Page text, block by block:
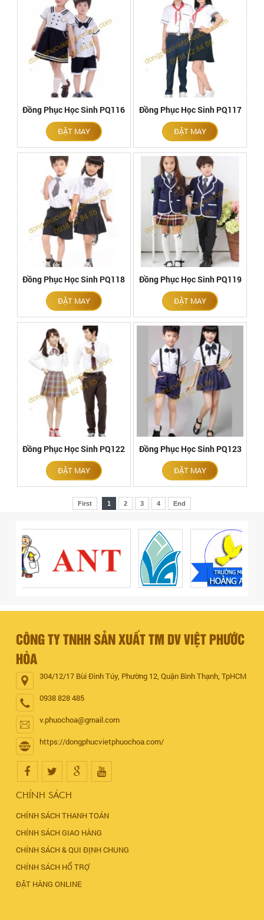
Đồng Phục Học Sinh PQ116
ĐẶT MAY
Đồng Phục Học Sinh PQ117
ĐẶT MAY
Đồng Phục Học Sinh PQ118
ĐẶT MAY
Đồng Phục Học Sinh PQ119
ĐẶT MAY
Đồng Phục Học Sinh PQ122
ĐẶT MAY
Đồng Phục Học Sinh PQ123
ĐẶT MAY
First 1 2 3 4 End
CÔNG TY TNHH SẢN XUẤT TM DV VIỆT PHƯỚC
HÒA
304/12/17 Bùi Đình Túy, Phường 12, Quận Bình Thạnh, TpHCM
0938 828 485
v.phuochoa@gmail.com
https://dongphucvietphuochoa.com/
CHÍNH SÁCH
CHÍNH SÁCH THANH TOÁN
CHÍNH SÁCH GIAO HÀNG
CHÍNH SÁCH & QUI ĐỊNH CHUNG
CHÍNH SÁCH HỔ TRỢ
ĐẶT HÀNG ONLINE